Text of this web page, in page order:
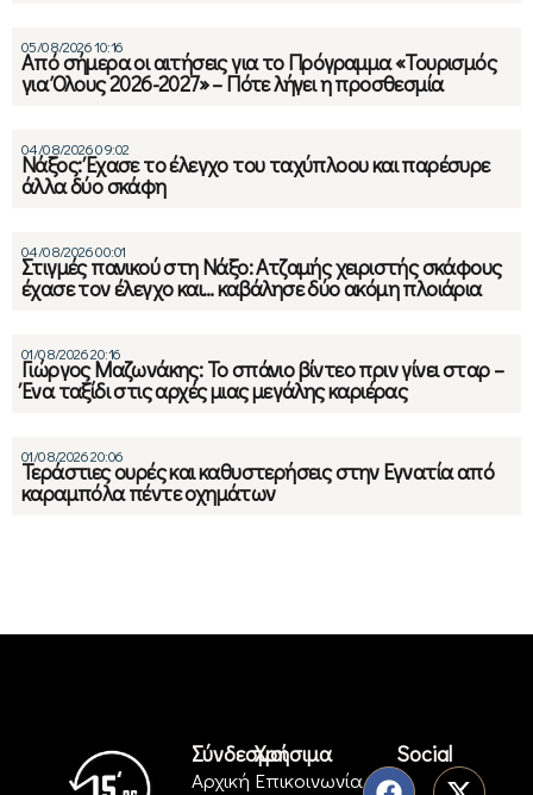
05/08/2026 10:16
Από σήμερα οι αιτήσεις για το Πρόγραμμα «Τουρισμός
για Όλους 2026-2027» – Πότε λήγει η προσθεσμία
04/08/2026 09:02
Νάξος: Έχασε το έλεγχο του ταχύπλοου και παρέσυρε
άλλα δύο σκάφη
04/08/2026 00:01
Στιγμές πανικού στη Νάξο: Ατζαμής χειριστής σκάφους
έχασε τον έλεγχο και… καβάλησε δύο ακόμη πλοιάρια
01/08/2026 20:16
Γιώργος Μαζωνάκης: Το σπάνιο βίντεο πριν γίνει σταρ –
Ένα ταξίδι στις αρχές μιας μεγάλης καριέρας
01/08/2026 20:06
Τεράστιες ουρές και καθυστερήσεις στην Εγνατία από
καραμπόλα πέντε οχημάτων
Σύνδεσμοι
Αρχική
Χρήσιμα
Επικοινωνία
Social